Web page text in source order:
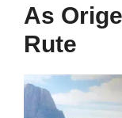
As
Rute